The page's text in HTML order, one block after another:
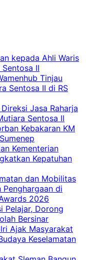
kepada Ahli Waris
II
Tinjau
Sentosa II di RS
Jasa Raharja
Sentosa II
Kebakaran KM
Kementerian
Kepatuhan
dan Mobilitas
Penghargaan di
2026
Pelajar, Dorong
Bersinar
Ajak Masyarakat
Keselamatan